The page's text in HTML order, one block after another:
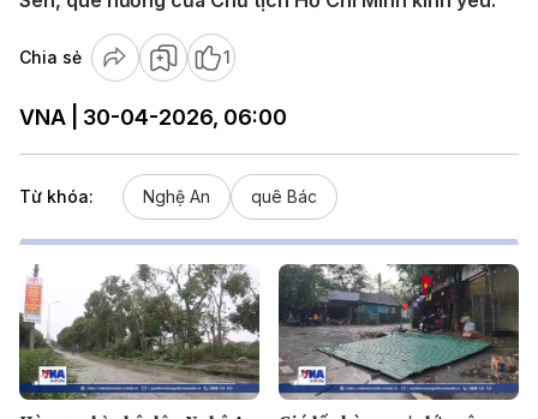
Chia sẻ 1
VNA | 30-04-2026, 06:00
Từ khóa: Nghệ An quê Bác